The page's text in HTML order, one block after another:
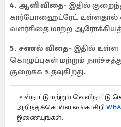
4. ஆளி விதை- இதில்
கார்போஹைட்ரேட் உள்ளதால்
வளர்சிதை மாற்ற
5. சணல் விதை- இதில் உள்ள
கொழுப்புகள் மற்றும்
குறைக்க உதவுகிறது.
உள்நாட்டு மற்றும் வெளிநாட்டு
அறிந்துக்கொள்ள லங்காசிறி
இணையுங்கள்.